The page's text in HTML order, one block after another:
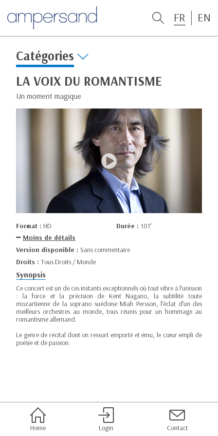
FR EN
Catégories
LA VOIX DU ROMANTISME
Un moment magique
Format : HD Durée : 101’
Moins de détails
Version disponible : Sans commentaire
Droits : Tous Droits / Monde
Synopsis
Ce concert est un de ces instants exceptionnels où tout vibre à l’unisson
: la force et la précision de Kent Nagano, la subtilité toute
mozartienne de la soprano suédoise Miah Persson, l’éclat d’un des
meilleurs orchestres au monde, tous réunis pour un hommage au
romantisme allemand.
Le genre de récital dont on ressort emporté et ému, le cœur empli de
poésie et de passion.
Home Login Contact